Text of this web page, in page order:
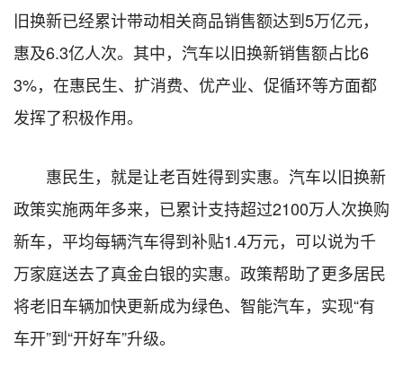
旧换新已经累计带动相关商品销售额达到5万亿元，
惠及6.3亿人次。其中，汽车以旧换新销售额占比6
3%，在惠民生、扩消费、优产业、促循环等方面都
发挥了积极作用。
惠民生，就是让老百姓得到实惠。汽车以旧换新
政策实施两年多来，已累计支持超过2100万人次换购
新车，平均每辆汽车得到补贴1.4万元，可以说为千
万家庭送去了真金白银的实惠。政策帮助了更多居民
将老旧车辆加快更新成为绿色、智能汽车，实现“有
车开”到“开好车”升级。